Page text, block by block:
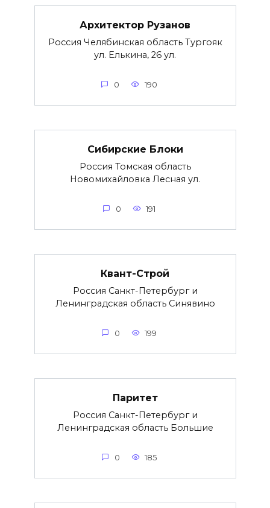
Архитектор Рузанов
Россия Челябинская область Тургояк
ул. Елькина, 26 ул.
0 190
Сибирские Блоки
Россия Томская область
Новомихайловка Лесная ул.
0 191
Квант-Строй
Россия Санкт-Петербург и
Ленинградская область Синявино
0 199
Паритет
Россия Санкт-Петербург и
Ленинградская область Большие
0 185